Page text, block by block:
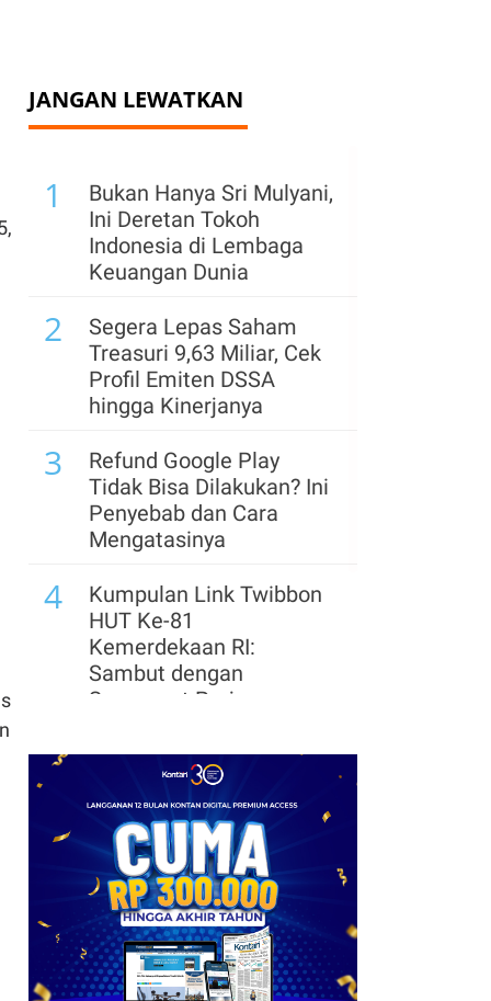
JANGAN LEWATKAN
1
Bukan Hanya Sri Mulyani,
Ini Deretan Tokoh
Indonesia di Lembaga
Keuangan Dunia
2
Segera Lepas Saham
Treasuri 9,63 Miliar, Cek
Profil Emiten DSSA
hingga Kinerjanya
3
Refund Google Play
Tidak Bisa Dilakukan? Ini
Penyebab dan Cara
Mengatasinya
4
Kumpulan Link Twibbon
HUT Ke-81
Kemerdekaan RI:
Sambut dengan
Semangat Perjuangan
5
Panduan Bayar Tagihan
Wifi di BRImo dan Daftar
Provider Tersedia